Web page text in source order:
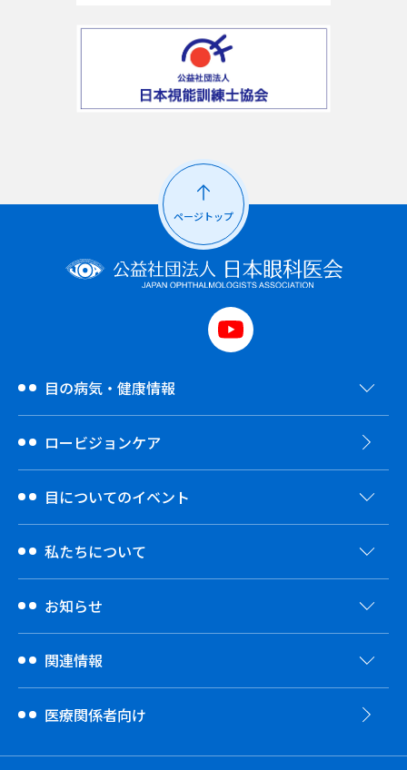
ページトップ
目の病気・健康情報
ロービジョンケア
目についてのイベント
私たちについて
お知らせ
関連情報
医療関係者向け